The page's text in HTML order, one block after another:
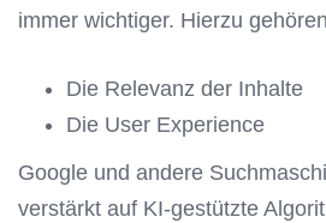
immer wichtiger. Hierzu
Die Relevanz der Inhalte
Die User Experience
Google und andere
verstärkt auf KI-gestützte